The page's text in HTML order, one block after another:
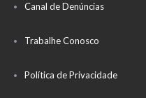
Canal de Denúncias
Trabalhe Conosco
Política de Privacidade